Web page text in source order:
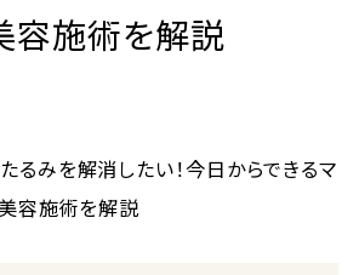
容施術を解説